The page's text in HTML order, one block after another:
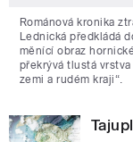
Románová kronika
Lednická předkládá
měnící obraz
překrývá tlustá
zemi a rudém kraji“.